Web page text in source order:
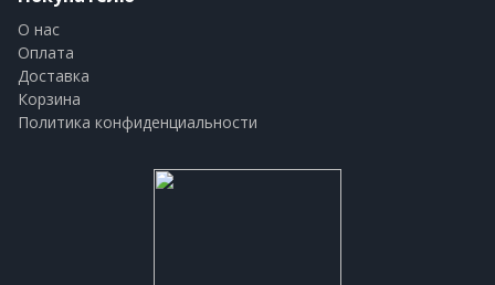
О нас
Оплата
Доставка
Корзина
Политика конфиденциальности